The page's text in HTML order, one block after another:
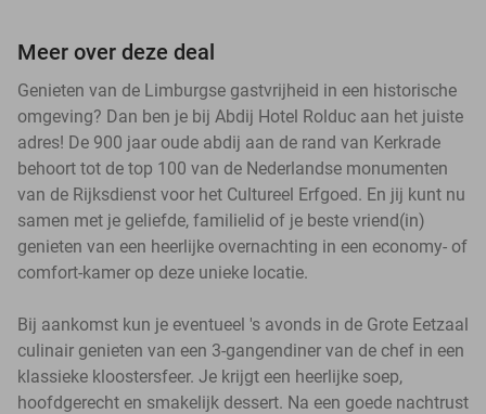
Meer over deze deal
Genieten van de Limburgse gastvrijheid in een historische
omgeving? Dan ben je bij Abdij Hotel Rolduc aan het juiste
adres! De 900 jaar oude abdij aan de rand van Kerkrade
behoort tot de top 100 van de Nederlandse monumenten
van de Rijksdienst voor het Cultureel Erfgoed. En jij kunt nu
samen met je geliefde, familielid of je beste vriend(in)
genieten van een heerlijke overnachting in een economy- of
comfort-kamer op deze unieke locatie.
Bij aankomst kun je eventueel 's avonds in de Grote Eetzaal
culinair genieten van een 3-gangendiner van de chef in een
klassieke kloostersfeer. Je krijgt een heerlijke soep,
hoofdgerecht en smakelijk dessert. Na een goede nachtrust